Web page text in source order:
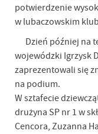
potwierdzenie
w lubaczowskim
Dzień później na
wojewódzki Igrzysk
zaprezentowali się
na podium.
W sztafecie
drużyna SP nr 1 w
Cencora, Zuzanna